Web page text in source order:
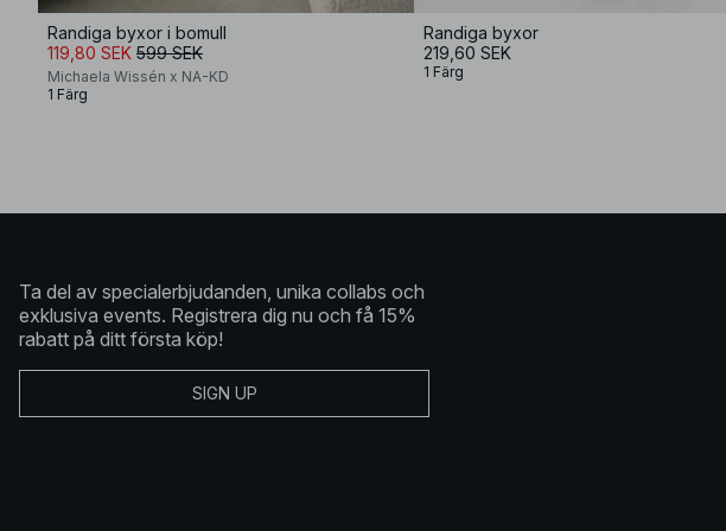
Randiga byxor i bomull
119,80 SEK 599 SEK
Michaela Wissén x NA-KD
1 Färg
Randiga byxor
219,60 SEK
1 Färg
Ta del av specialerbjudanden, unika collabs och
exklusiva events. Registrera dig nu och få 15%
rabatt på ditt första köp!
SIGN UP